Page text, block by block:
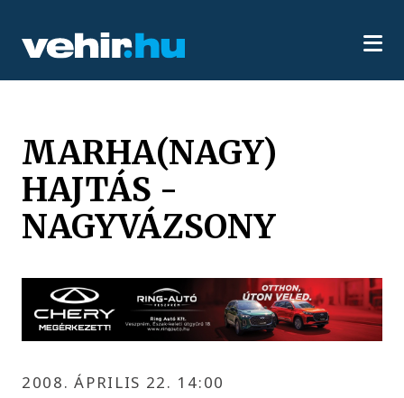
MARHA(NAGY)
HAJTÁS -
NAGYVÁZSONY
2008. ÁPRILIS 22. 14:00